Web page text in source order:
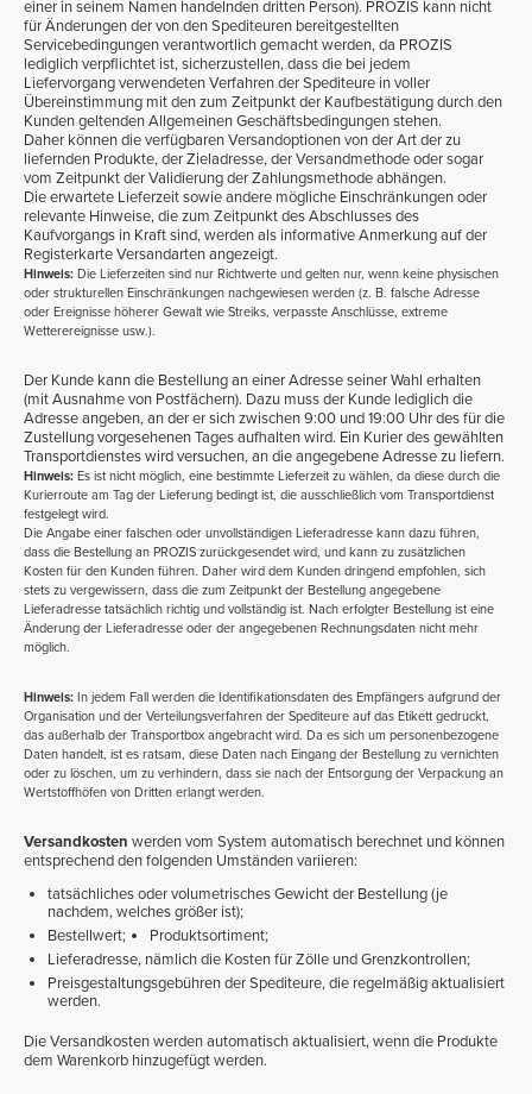
einer in seinem Namen handelnden dritten Person). PROZIS kann nicht
für Änderungen der von den Spediteuren bereitgestellten
Servicebedingungen verantwortlich gemacht werden, da PROZIS
lediglich verpflichtet ist, sicherzustellen, dass die bei jedem
Liefervorgang verwendeten Verfahren der Spediteure in voller
Übereinstimmung mit den zum Zeitpunkt der Kaufbestätigung durch den
Kunden geltenden Allgemeinen Geschäftsbedingungen stehen.
Daher können die verfügbaren Versandoptionen von der Art der zu
liefernden Produkte, der Zieladresse, der Versandmethode oder sogar
vom Zeitpunkt der Validierung der Zahlungsmethode abhängen.
Die erwartete Lieferzeit sowie andere mögliche Einschränkungen oder
relevante Hinweise, die zum Zeitpunkt des Abschlusses des
Kaufvorgangs in Kraft sind, werden als informative Anmerkung auf der
RegisterkarteVersandartenangezeigt.
Hinweis: Die Lieferzeiten sind nur Richtwerte und gelten nur, wenn keine physischen
oder strukturellen Einschränkungen nachgewiesen werden (z. B. falsche Adresse
oder Ereignisse höherer Gewalt wie Streiks, verpasste Anschlüsse, extreme
Wetterereignisse usw.).
Der Kunde kann die Bestellung an einer Adresse seiner Wahl erhalten
(mit Ausnahme von Postfächern). Dazu muss der Kunde lediglich die
Adresse angeben, an der er sich zwischen 9:00 und 19:00 Uhr des für die
Zustellung vorgesehenen Tages aufhalten wird. Ein Kurier des gewählten
Transportdienstes wird versuchen, an die angegebene Adresse zu liefern.
Hinweis: Es ist nicht möglich, eine bestimmte Lieferzeit zu wählen, da diese durch die
Kurierroute am Tag der Lieferung bedingt ist, die ausschließlich vom Transportdienst
festgelegt wird.
Die Angabe einer falschen oder unvollständigen Lieferadresse kann dazu führen,
dass die Bestellung an PROZIS zurückgesendet wird, und kann zu zusätzlichen
Kosten für den Kunden führen. Daher wird dem Kunden dringend empfohlen, sich
stets zu vergewissern, dass die zum Zeitpunkt der Bestellung angegebene
Lieferadresse tatsächlich richtig und vollständig ist. Nach erfolgter Bestellung ist eine
Änderung der Lieferadresse oder der angegebenen Rechnungsdaten nicht mehr
möglich.
Hinweis: In jedem Fall werden die Identifikationsdaten des Empfängers aufgrund der
Organisation und der Verteilungsverfahren der Spediteure auf das Etikett gedruckt,
das außerhalb der Transportbox angebracht wird. Da es sich um personenbezogene
Daten handelt, ist es ratsam, diese Daten nach Eingang der Bestellung zu vernichten
oder zu löschen, um zu verhindern, dass sie nach der Entsorgung der Verpackung an
Wertstoffhöfen von Dritten erlangt werden.
Versandkosten werden vom System automatisch berechnet und können
entsprechend den folgenden Umständen variieren:
tatsächliches oder volumetrisches Gewicht der Bestellung (je
nachdem, welches größer ist);
Bestellwert;
Produktsortiment;
Lieferadresse, nämlich die Kosten für Zölle und Grenzkontrollen;
Preisgestaltungsgebühren der Spediteure, die regelmäßig aktualisiert
werden.
Die Versandkosten werden automatisch aktualisiert, wenn die Produkte
dem Warenkorb hinzugefügt werden.